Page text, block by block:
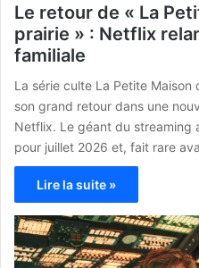
Le retour de « La
prairie » : Netflix
familiale
La série culte La Petite
son grand retour dans une
Netflix. Le géant du streaming
pour juillet 2026 et, fait rare
Lire la suite »